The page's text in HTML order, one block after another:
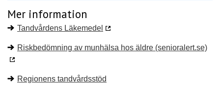
Mer information
Tandvårdens Läkemedel
Riskbedömning av munhälsa hos äldre (senioralert.se)
Regionens tandvårdsstöd